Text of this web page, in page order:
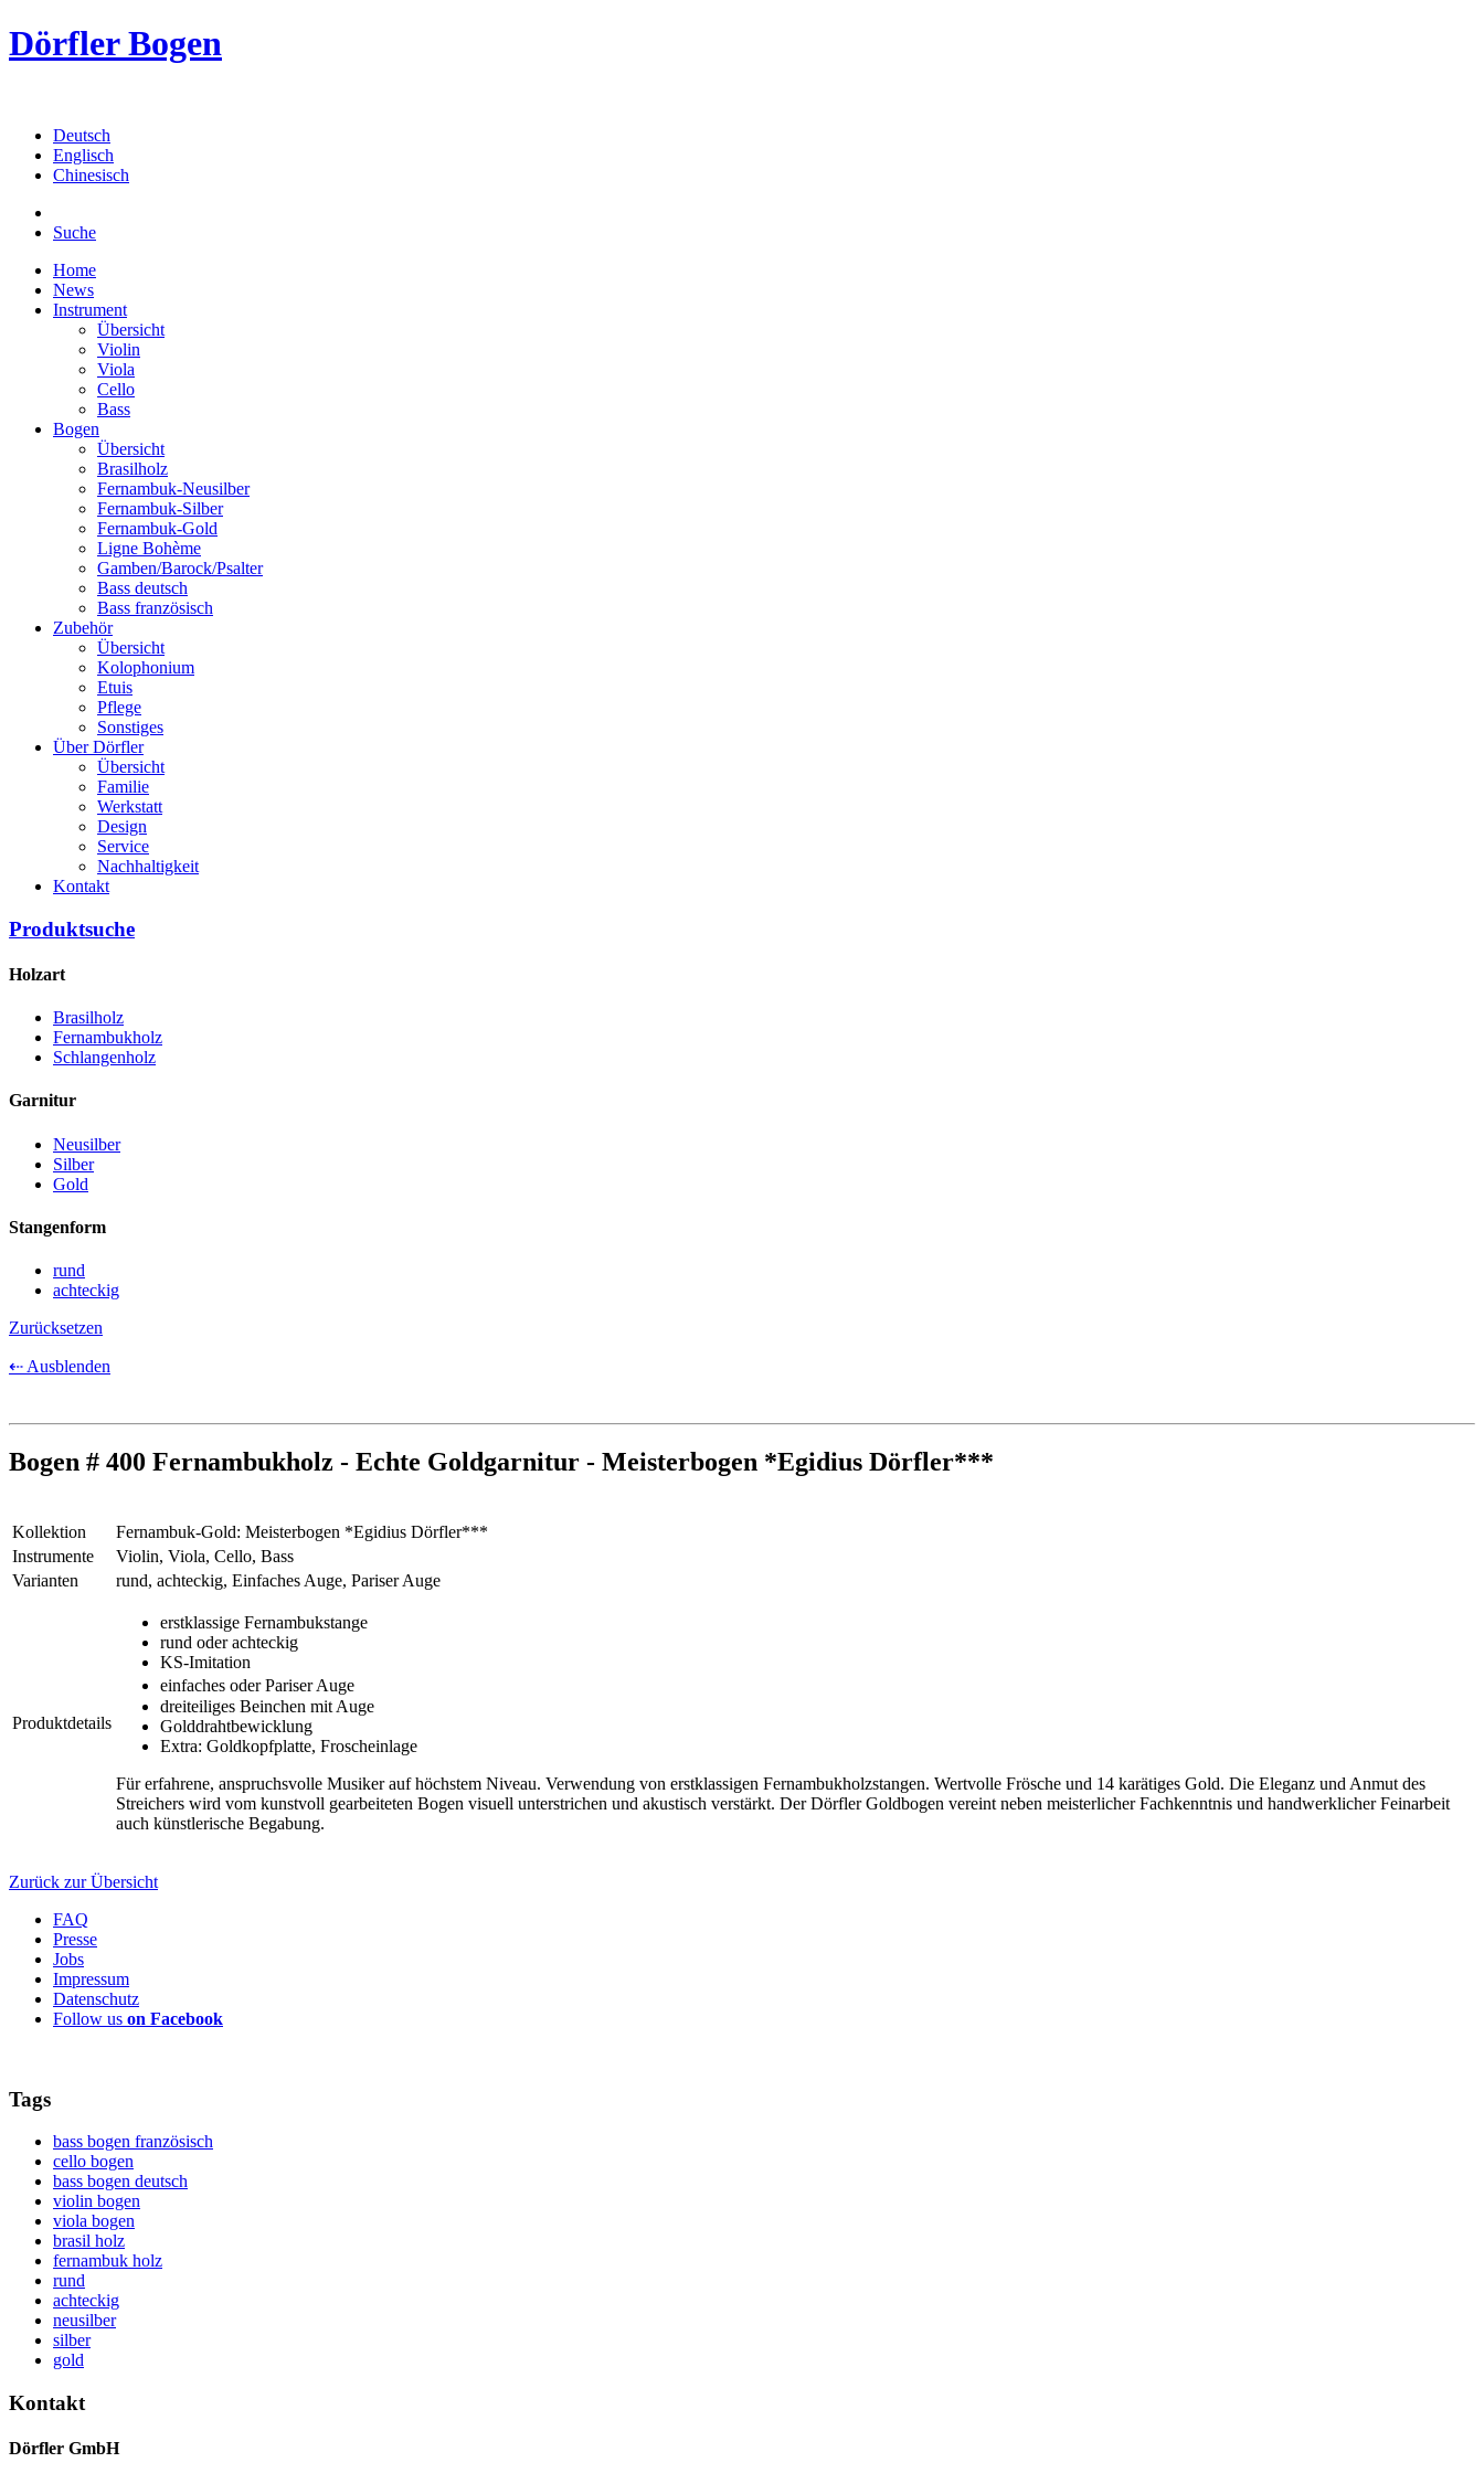
Dörfler Bogen
Deutsch
Englisch
Chinesisch
Suche
Home
News
Instrument
Übersicht
Violin
Viola
Cello
Bass
Bogen
Übersicht
Brasilholz
Fernambuk-Neusilber
Fernambuk-Silber
Fernambuk-Gold
Ligne Bohème
Gamben/Barock/Psalter
Bass deutsch
Bass französisch
Zubehör
Übersicht
Kolophonium
Etuis
Pflege
Sonstiges
Über Dörfler
Übersicht
Familie
Werkstatt
Design
Service
Nachhaltigkeit
Kontakt
Produktsuche
Holzart
Brasilholz
Fernambukholz
Schlangenholz
Garnitur
Neusilber
Silber
Gold
Stangenform
rund
achteckig
Zurücksetzen
⇠ Ausblenden
Bogen # 400 Fernambukholz - Echte Goldgarnitur - Meisterbogen *Egidius Dörfler***
Kollektion
Fernambuk-Gold: Meisterbogen *Egidius Dörfler***
Instrumente
Violin, Viola, Cello, Bass
Varianten
rund, achteckig, Einfaches Auge, Pariser Auge
Produktdetails
erstklassige Fernambukstange
rund oder achteckig
KS-Imitation
einfaches oder Pariser Auge
dreiteiliges Beinchen mit Auge
Golddrahtbewicklung
Extra: Goldkopfplatte, Froscheinlage
Für erfahrene, anspruchsvolle Musiker auf höchstem Niveau. Verwendung von erstklassigen Fernambukholzstangen. Wertvolle Frösche und 14 karätiges Gold. Die Eleganz und Anmut des
Streichers wird vom kunstvoll gearbeiteten Bogen visuell unterstrichen und akustisch verstärkt. Der Dörfler Goldbogen vereint neben meisterlicher Fachkenntnis und handwerklicher Feinarbeit
auch künstlerische Begabung.
Zurück zur Übersicht
FAQ
Presse
Jobs
Impressum
Datenschutz
Follow us on Facebook
Tags
bass bogen französisch
cello bogen
bass bogen deutsch
violin bogen
viola bogen
brasil holz
fernambuk holz
rund
achteckig
neusilber
silber
gold
Kontakt
Dörfler GmbH